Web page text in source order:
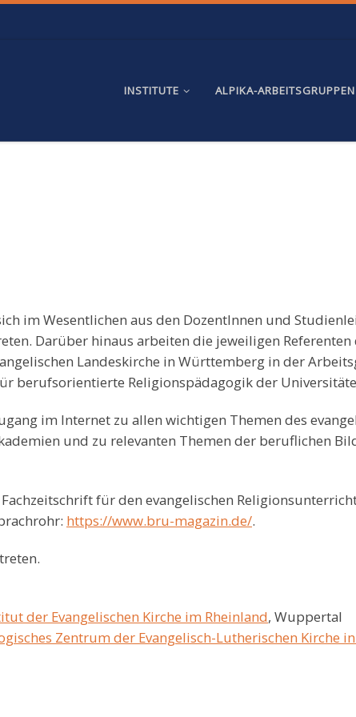
INSTITUTE ALPIKA-ARBEITSGRUPPEN
im Wesentlichen aus den DozentInnen und
Darüber hinaus arbeiten die jeweiligen
Landeskirche in Württemberg in der
berufsorientierte Religionspädagogik der
im Internet zu allen wichtigen Themen des
und zu relevanten Themen der beruflichen
für den evangelischen
https://www.bru-magazin.de/.
der Evangelischen Kirche im Rheinland, Wuppertal
Zentrum der Evangelisch-Lutherischen Kirche